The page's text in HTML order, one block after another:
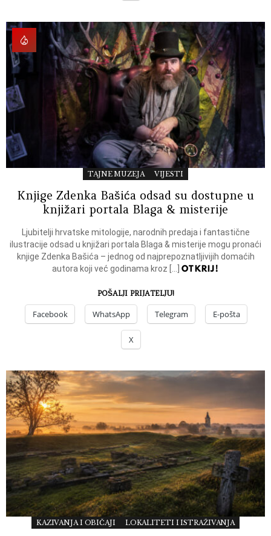
TAJNE MUZEJA VIJESTI
Knjige Zdenka Bašića odsad su dostupne u
knjižari portala Blaga & misterije
Ljubitelji hrvatske mitologije, narodnih predaja i fantastične
ilustracije odsad u knjižari portala Blaga & misterije mogu pronaći
knjige Zdenka Bašića – jednog od najprepoznatljivijih domaćih
autora koji već godinama kroz […] OTKRIJ!
POŠALJI PRIJATELJU!
Facebook WhatsApp Telegram E-pošta
X
KAZIVANJA I OBIČAJI LOKALITETI I ISTRAŽIVANJA